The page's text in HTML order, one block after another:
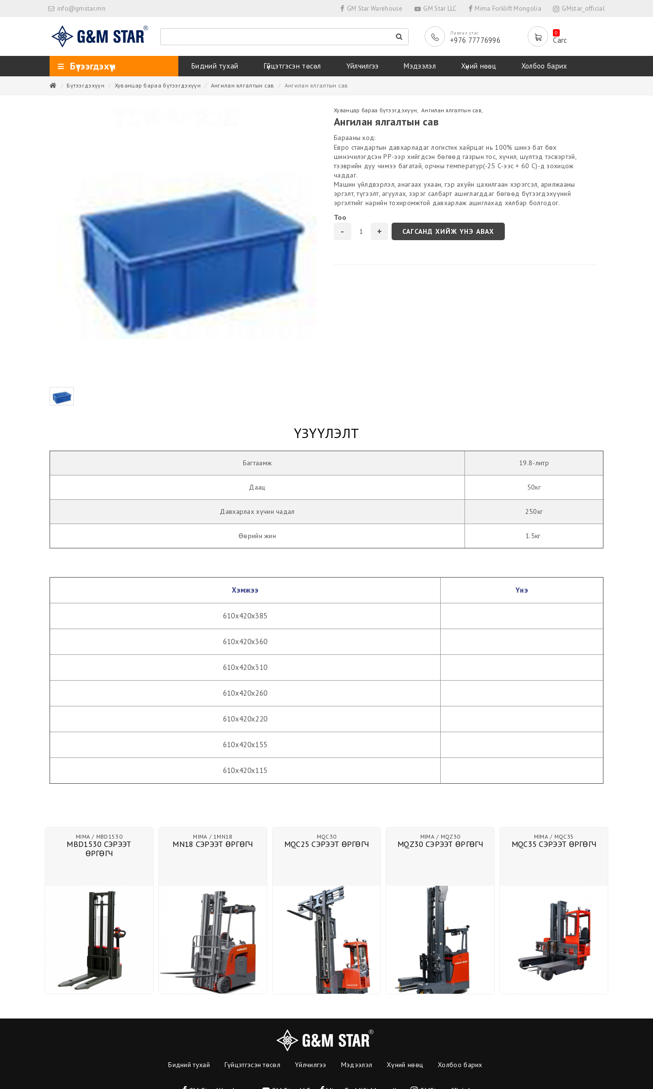
info@gmstar.mn GM Star Warehouse GM Star LLC Mima Forklift Mongolia GMstar_official
Лавлах утас
+976 77776996
0
Сагс
Бүтээгдэхүүн Бидний тухай Гүйцэтгэсэн төсөл Үйлчилгээ Мэдээлэл Хүний нөөц Холбоо барих
Бүтээгдэхүүн Хуванцар бараа бүтээгдэхүүн Ангилан ялгалтын сав Ангилан ялгалтын сав
Хуванцар бараа бүтээгдэхүүн,Ангилан ялгалтын сав,
Ангилан ялгалтын сав
Барааны код:
Евро стандартын давхарладаг логистик хайрцаг нь 100% шинэ бат бөх
шинэчилэгдсэн PP-ээр хийгдсэн бөгөөд газрын тос, хүчил, шүлтэд тэсвэртэй,
тээврийн дуу чимээ багатай, орчны температур(-25 C-ээс + 60 С)-д зохицож
чаддаг.
Машин үйлдвэрлэл, анагаах ухаан, гэр ахуйн цахилгаан хэрэгсэл, арилжааны
эргэлт, түгээлт, агуулах, зэрэг салбарт ашиглагддаг бөгөөд бүтээгдэхүүний
эргэлтийг нарийн тохиромжтой давхарлаж ашиглахад хялбар болгодог.
Тоо
САГСАНД ХИЙЖ ҮНЭ АВАХ
ҮЗҮҮЛЭЛТ
Багтаамж 19.8-литр
Даац 50кг
Давхарлах хүчин чадал 250кг
Өөрийн жин 1.5кг
Хэмжээ Үнэ
610х420х385
610х420х360
610х420х310
610х420х260
610х420х220
610х420х155
610х420х115
MIMA 1MN18
MN18 СЭРЭЭТ ӨРГӨГЧ
MQC30
MQC25 СЭРЭЭТ ӨРГӨГЧ
MIMA MQZ30
MQZ30 СЭРЭЭТ ӨРГӨГЧ
MIMA MQC35
MQC35 СЭРЭЭТ ӨРГӨГЧ
MIMA MQB25
MQB25 СЭРЭЭТ ӨРГӨГЧ
Бидний тухай Гүйцэтгэсэн төсөл Үйлчилгээ Мэдээлэл Хүний нөөц Холбоо барих